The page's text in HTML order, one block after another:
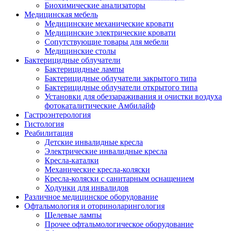
Биохимические анализаторы
Медицинская мебель
Медицинские механические кровати
Медицинские электрические кровати
Сопутствующие товары для мебели
Медицинские столы
Бактерицидные облучатели
Бактерицидные лампы
Бактерицидные облучатели закрытого типа
Бактерицидные облучатели открытого типа
Установки для обеззараживания и очистки воздуха
фотокаталитические Амбилайф
Гастроэнтерология
Гистология
Реабилитация
Детские инвалидные кресла
Электрические инвалидные кресла
Кресла-каталки
Механические кресла-коляски
Кресла-коляски с санитарным оснащением
Ходунки для инвалидов
Различное медицинское оборудование
Офтальмология и оториноларингология
Щелевые лампы
Прочее офтальмологическое оборудование